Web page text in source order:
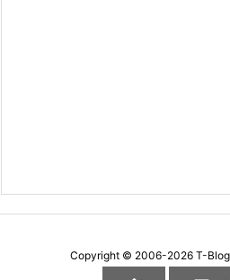
Copyright © 2006-2026 T-Blog